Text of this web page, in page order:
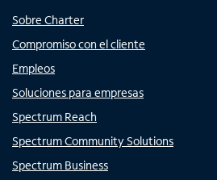
Sobre Charter
Compromiso con el cliente
Empleos
Soluciones para empresas
Spectrum Reach
Spectrum Community Solutions
Spectrum Business